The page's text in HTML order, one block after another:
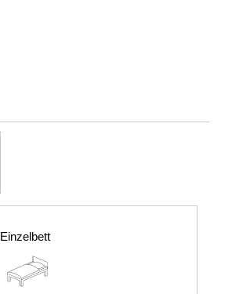
Einzelbett